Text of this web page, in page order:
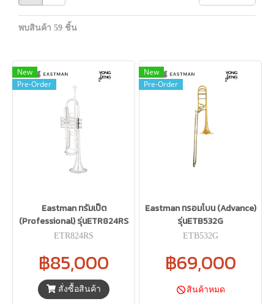
พบสินค้า 59 ชิ้น
New
Pre-Order
Eastman ทรัมเป็ต
(Professional) รุ่นETR824RS
ETR824RS
฿85,000
สั่งซื้อสินค้า
New
Pre-Order
Eastman ทรอมโบน (Advance)
รุ่นETB532G
ETB532G
฿69,000
สินค้าหมด